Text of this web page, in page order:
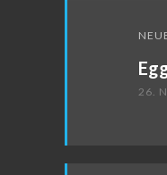
26.